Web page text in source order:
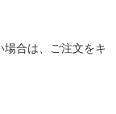
場合は、ご注文をキ